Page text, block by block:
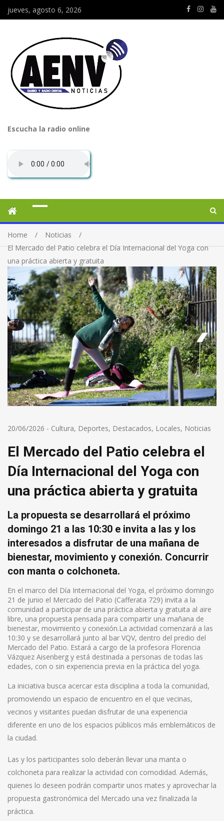
jueves, agosto 6, 2026
Escucha la radio online
Home
Noticias
El Mercado del Patio celebra el Día Internacional del Yoga con
una práctica abierta y gratuita
20/06/2026 - Cultura, Deportes, Destacados, Locales, Noticias
El Mercado del Patio celebra el
Día Internacional del Yoga con
una práctica abierta y gratuita
La propuesta se desarrollará el próximo
domingo 21 a las 10:30 e invita a las y los
interesados a disfrutar de una mañana de
bienestar, movimiento y conexión. Concurrir
con manta o colchoneta.
En el marco del Día Internacional del Yoga, el próximo domingo
21 de junio el Mercado del Patio (Cafferata 729) invita a la
comunidad a participar de una práctica abierta y gratuita al aire
libre, una propuesta pensada para compartir una mañana de
bienestar, movimiento y conexión.La actividad comenzará a las
10:30 y se desarrollará junto al bar VQV, dentro del predio del
Mercado del Patio. Estará a cargo de la profesora Florencia
Vázquez Aisenberg y está destinada a personas de todas las
edades, con o sin experiencia previa en la práctica del yoga.
La iniciativa busca acercar esta disciplina a toda la comunidad,
promoviendo un espacio de encuentro en el que vecinas,
vecinos y visitantes puedan disfrutar de una experiencia
diferente en uno de los espacios públicos más emblemáticos de
la ciudad.
Las y los participantes solo deberán llevar una manta o
colchoneta para realizar la actividad con comodidad. Además,
quienes lo deseen podrán compartir unos mates y aprovechar la
propuesta gastronómica del Mercado una vez finalizada la
práctica.